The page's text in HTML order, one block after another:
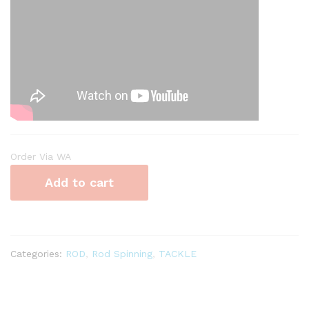
Order Via WA
Add to cart
Categories: ROD Rod Spinning TACKLE